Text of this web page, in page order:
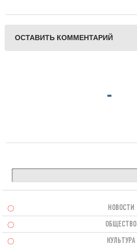
ОСТАВИТЬ КОММЕНТАРИЙ
НОВОСТИ
ОБЩЕСТВО
КУЛЬТУРА